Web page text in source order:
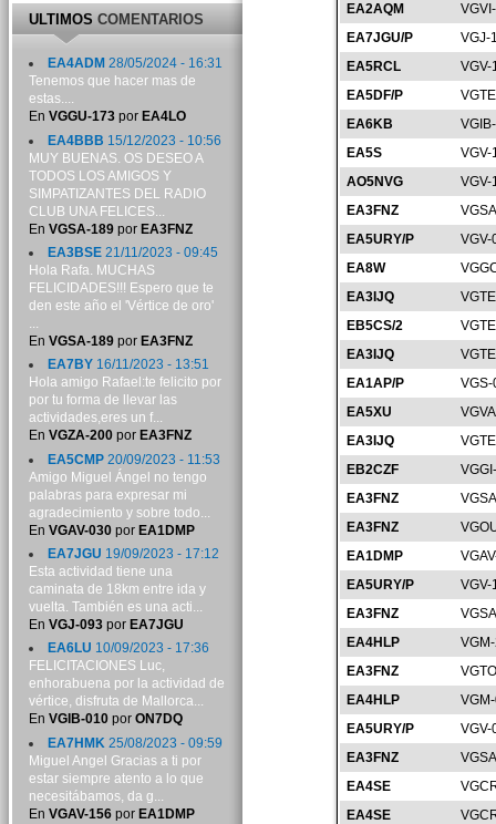
EA2AQM
EA7JGU/P
VGJ-
EA5RCL
VGV-
EA5DF/P
EA6KB
EA5S
VGV-
AO5NVG
VGV-
EA3FNZ
EA5URY/P
VGV-
EA8W
EA3IJQ
EB5CS/2
EA3IJQ
EA1AP/P
EA5XU
EA3IJQ
EB2CZF
EA3FNZ
EA3FNZ
EA1DMP
EA5URY/P
VGV-
EA3FNZ
EA4HLP
EA3FNZ
EA4HLP
EA5URY/P
VGV-
EA3FNZ
EA4SE
EA4SE
ULTIMOSCOMENTARIOS
EA4ADM 28/05/2024 - 16:31
Tenemos que hacer mas de
estas....
En VGGU-173por EA4LO
EA4BBB 15/12/2023 - 10:56
MUY BUENAS. OS DESEO A
TODOS LOS AMIGOS Y
SIMPATIZANTES DEL RADIO
CLUB UNA FELICES...
En VGSA-189por EA3FNZ
EA3BSE21/11/2023 - 09:45
Hola Rafa. MUCHAS
FELICIDADES!!! Espero que te
den este año el 'Vértice de oro'
...
En VGSA-189por EA3FNZ
EA7BY16/11/2023 - 13:51
Hola amigo Rafael:te felicito por
por tu forma de llevar las
actividades,eres un f...
En VGZA-200por EA3FNZ
EA5CMP20/09/2023 - 11:53
Amigo Miguel Ángel no tengo
palabras para expresar mi
agradecimiento y sobre todo...
En VGAV-030por EA1DMP
EA7JGU 19/09/2023 - 17:12
Esta actividad tiene una
caminata de 18km entre ida y
vuelta. También es una acti...
En VGJ-093por EA7JGU
EA6LU 10/09/2023 - 17:36
FELICITACIONES Luc,
enhorabuena por la actividad de
vértice, disfruta de Mallorca...
En VGIB-010por ON7DQ
EA7HMK 25/08/2023 - 09:59
Miguel Angel Gracias a ti por
estar siempre atento a lo que
necesitábamos, da g...
En VGAV-156por EA1DMP